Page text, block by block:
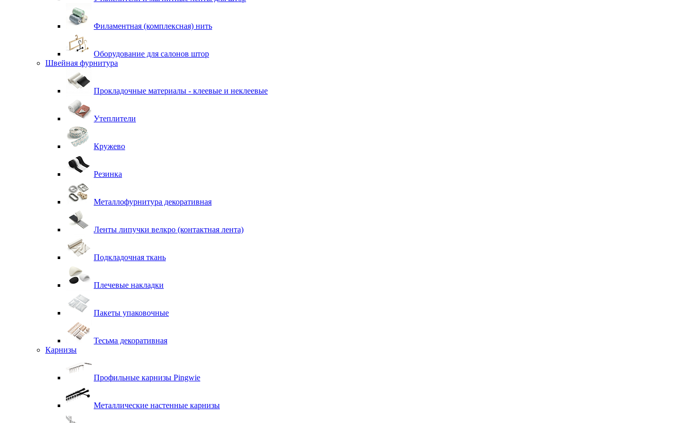
Филаментная (комплексная) нить
Оборудование для салонов штор
Швейная фурнитура
Прокладочные материалы - клеевые и неклеевые
Утеплители
Кружево
Резинка
Металлофурнитура декоративная
Ленты липучки велкро (контактная лента)
Подкладочная ткань
Плечевые накладки
Пакеты упаковочные
Тесьма декоративная
Карнизы
Профильные карнизы Pingwie
Металлические настенные карнизы